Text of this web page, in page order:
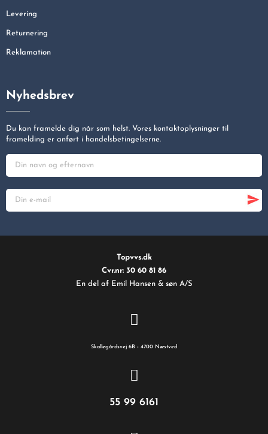
Levering
Returnering
Reklamation
Nyhedsbrev
Du kan framelde dig når som helst. Vores kontaktoplysninger til
framelding er anført i handelsbetingelserne.
Topvvs.dk
Cvr.nr: 30 60 81 86
En del af Emil Hansen & søn A/S
Skallegårdsvej 6B - 4700 Næstved
55 99 6161